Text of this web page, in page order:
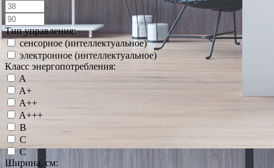
Тип управления:
сенсорное (интеллектуальное)
электронное (интеллектуальное)
Класс энергопотребления:
A
A+
A++
A+++
B
C
С
Ширина, см: